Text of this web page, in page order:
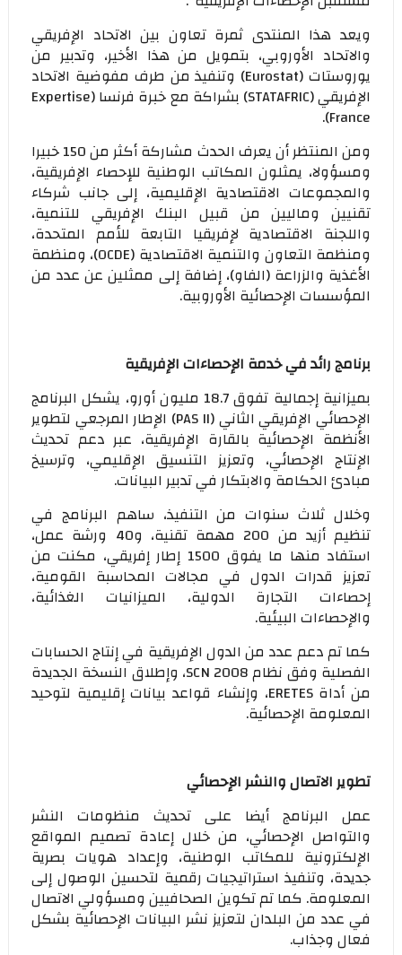
ويعد هذا المنتدى ثمرة تعاون بين الاتحاد الإفريقي
والاتحاد الأوروبي، بتمويل من هذا الأخير، وتدبير من
يوروستات (Eurostat) وتنفيذ من طرف مفوضية الاتحاد
الإفريقي (STATAFRIC) بشراكة مع خبرة فرنسا (Expertise
France).
ومن المنتظر أن يعرف الحدث مشاركة أكثر من 150 خبيرا
ومسؤولا، يمثلون المكاتب الوطنية للإحصاء الإفريقية،
والمجموعات الاقتصادية الإقليمية، إلى جانب شركاء
تقنيين وماليين من قبيل البنك الإفريقي للتنمية،
واللجنة الاقتصادية لإفريقيا التابعة للأمم المتحدة،
ومنظمة التعاون والتنمية الاقتصادية (OCDE)، ومنظمة
الأغذية والزراعة (الفاو)، إضافة إلى ممثلين عن عدد من
المؤسسات الإحصائية الأوروبية.
برنامج رائد في خدمة الإحصاءات الإفريقية
بميزانية إجمالية تفوق 18.7 مليون أورو، يشكل البرنامج
الإحصائي الإفريقي الثاني (PAS II) الإطار المرجعي لتطوير
الأنظمة الإحصائية بالقارة الإفريقية، عبر دعم تحديث
الإنتاج الإحصائي، وتعزيز التنسيق الإقليمي، وترسيخ
مبادئ الحكامة والابتكار في تدبير البيانات.
وخلال ثلاث سنوات من التنفيذ، ساهم البرنامج في
تنظيم أزيد من 200 مهمة تقنية، و40 ورشة عمل،
استفاد منها ما يفوق 1500 إطار إفريقي، مكنت من
تعزيز قدرات الدول في مجالات المحاسبة القومية،
إحصاءات التجارة الدولية، الميزانيات الغذائية،
والإحصاءات البيئية.
كما تم دعم عدد من الدول الإفريقية في إنتاج الحسابات
الفصلية وفق نظام SCN 2008، وإطلاق النسخة الجديدة
من أداة ERETES، وإنشاء قواعد بيانات إقليمية لتوحيد
المعلومة الإحصائية.
تطوير الاتصال والنشر الإحصائي
عمل البرنامج أيضا على تحديث منظومات النشر
والتواصل الإحصائي، من خلال إعادة تصميم المواقع
الإلكترونية للمكاتب الوطنية، وإعداد هويات بصرية
جديدة، وتنفيذ استراتيجيات رقمية لتحسين الوصول إلى
المعلومة. كما تم تكوين الصحافيين ومسؤولي الاتصال
في عدد من البلدان لتعزيز نشر البيانات الإحصائية بشكل
فعال وجذاب.